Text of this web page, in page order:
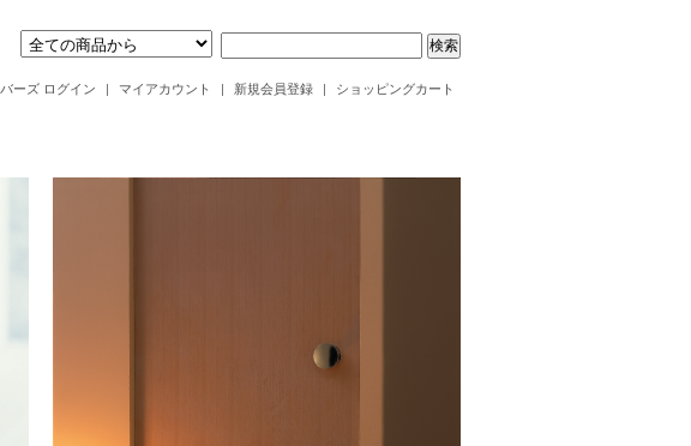
ーズ ログイン | マイアカウント | 新規会員登録 | ショッピングカート